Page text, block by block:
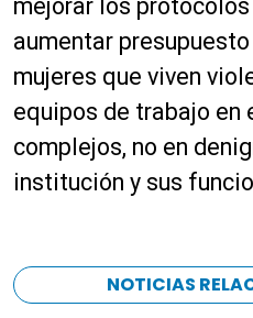
mejorar los
aumentar
mujeres que viven
equipos de trabajo en
complejos, no en
institución y sus
NOTICIAS